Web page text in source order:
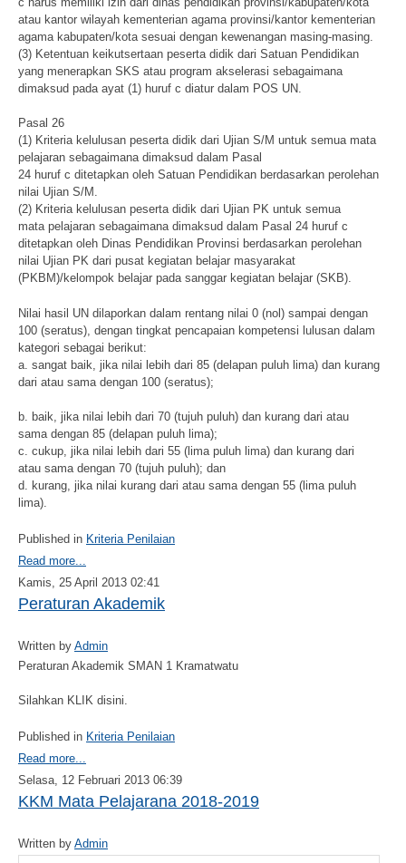
atau kantor wilayah kementerian agama provinsi/kantor kementerian
agama kabupaten/kota sesuai dengan kewenangan masing-masing.
(3) Ketentuan keikutsertaan peserta didik dari Satuan Pendidikan
yang menerapkan SKS atau program akselerasi sebagaimana
dimaksud pada ayat (1) huruf c diatur dalam POS UN.
Pasal 26
(1) Kriteria kelulusan peserta didik dari Ujian S/M untuk semua mata
pelajaran sebagaimana dimaksud dalam Pasal
24 huruf c ditetapkan oleh Satuan Pendidikan berdasarkan perolehan
nilai Ujian S/M.
(2) Kriteria kelulusan peserta didik dari Ujian PK untuk semua
mata pelajaran sebagaimana dimaksud dalam Pasal 24 huruf c
ditetapkan oleh Dinas Pendidikan Provinsi berdasarkan perolehan
nilai Ujian PK dari pusat kegiatan belajar masyarakat
(PKBM)/kelompok belajar pada sanggar kegiatan belajar (SKB).
Nilai hasil UN dilaporkan dalam rentang nilai 0 (nol) sampai dengan
100 (seratus), dengan tingkat pencapaian kompetensi lulusan dalam
kategori sebagai berikut:
a. sangat baik, jika nilai lebih dari 85 (delapan puluh lima) dan kurang
dari atau sama dengan 100 (seratus);
b. baik, jika nilai lebih dari 70 (tujuh puluh) dan kurang dari atau
sama dengan 85 (delapan puluh lima);
c. cukup, jika nilai lebih dari 55 (lima puluh lima) dan kurang dari
atau sama dengan 70 (tujuh puluh); dan
d. kurang, jika nilai kurang dari atau sama dengan 55 (lima puluh
lima).
Published in Kriteria Penilaian
Read more...
Kamis, 25 April 2013 02:41
Peraturan Akademik
Written by Admin
Peraturan Akademik SMAN 1 Kramatwatu
Silahkan KLIK disini.
Published in Kriteria Penilaian
Read more...
Selasa, 12 Februari 2013 06:39
KKM Mata Pelajarana 2018-2019
Written by Admin